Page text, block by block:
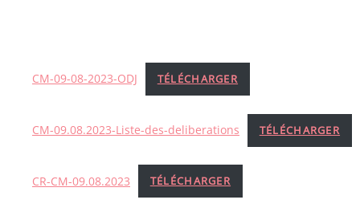
CM-09-08-2023-ODJ TÉLÉCHARGER
CM-09.08.2023-Liste-des-deliberations TÉLÉCHARGER
CR-CM-09.08.2023 TÉLÉCHARGER